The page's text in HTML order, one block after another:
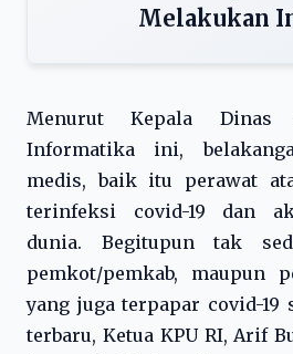
Melakukan
Menurut Kepala Dinas
Informatika ini,
medis, baik itu perawat
terinfeksi covid-19 dan
dunia. Begitupun tak
pemkot/pemkab, maupun
yang juga terpapar covid-19
terbaru, Ketua KPU RI, Arif